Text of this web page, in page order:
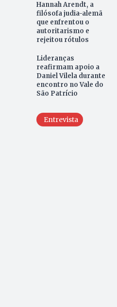
Hannah Arendt, a
filósofa judia-alemã
que enfrentou o
autoritarismo e
rejeitou rótulos
Lideranças
reafirmam apoio a
Daniel Vilela durante
encontro no Vale do
São Patrício
Entrevista